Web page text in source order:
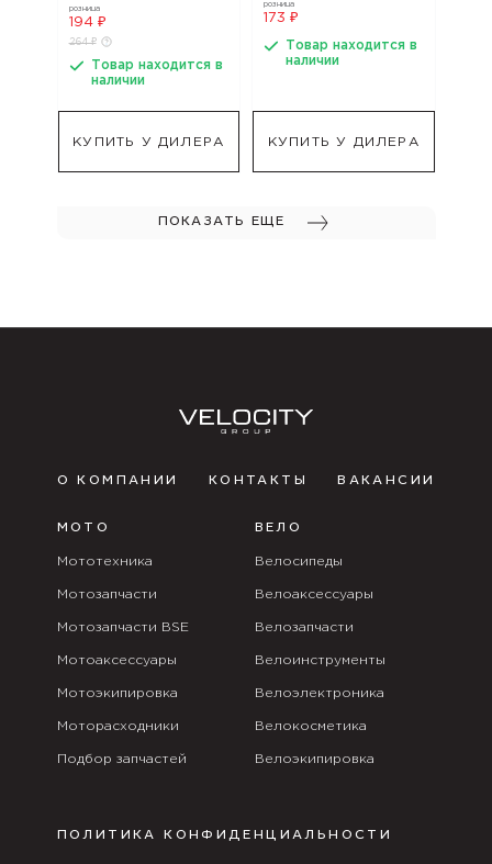
розница
194 ₽
264 ₽
Товар находится в
наличии
КУПИТЬ У ДИЛЕРА
розница
173 ₽
Товар находится в
наличии
КУПИТЬ У ДИЛЕРА
ПОКАЗАТЬ ЕЩЕ
О КОМПАНИИ КОНТАКТЫ ВАКАНСИИ
МОТО
Мототехника
Мотозапчасти
Мотозапчасти BSE
Мотоаксессуары
Мотоэкипировка
Моторасходники
Подбор запчастей
ВЕЛО
Велосипеды
Велоаксессуары
Велозапчасти
Велоинструменты
Велоэлектроника
Велокосметика
Велоэкипировка
ПОЛИТИКА КОНФИДЕНЦИАЛЬНОСТИ